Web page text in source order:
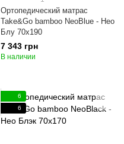
Ортопедический матрас
Take&Go bamboo NeoBlue - Нео
Блу 70x190
7 343 грн
В наличии
6
6